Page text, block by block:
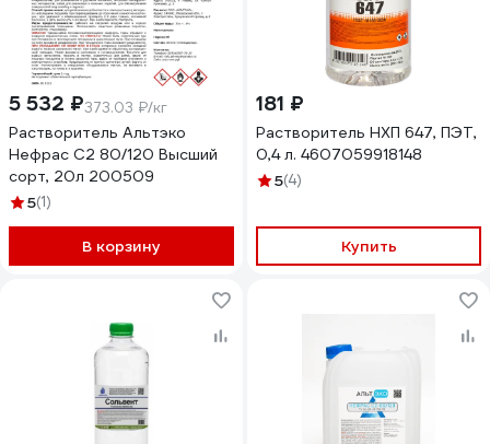
5 532 ₽373.03 ₽/кг
Растворитель Альтэко
Нефрас С2 80/120 Высший
сорт, 20л 200509
5(1)
В корзину
181 ₽
Растворитель НХП 647, ПЭТ,
0,4 л. 4607059918148
5(4)
Купить